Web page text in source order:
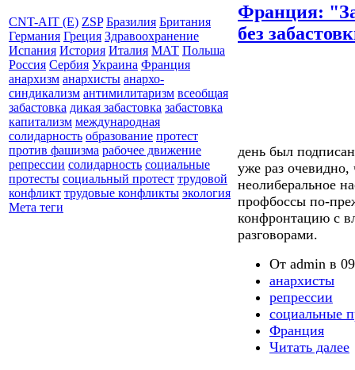
CNT-AIT (E) ZSP Бразилия Британия
Германия Греция Здравоохранение
Испания История Италия МАТ Польша
Россия Сербия Украина Франция
анархизм анархисты анархо-
синдикализм антимилитаризм всеобщая
забастовка дикая забастовка забастовка
капитализм международная
солидарность образование протест
против фашизма рабочее движение
репрессии солидарность социальные
протесты социальный протест трудовой
конфликт трудовые конфликты экология
Мета теги
Франция:
без
день был
уже раз очевидно,
неолиберальное
профбоссы по-
конфронтацию с
разговорами.
От admin в
анархисты
репрессии
социальные
Франция
Читать далее